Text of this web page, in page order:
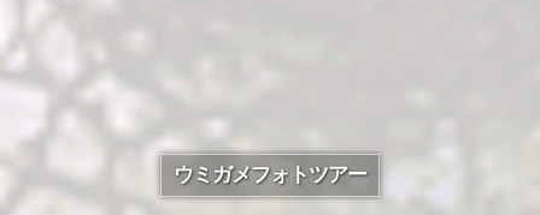
ウミガメフォトツアー